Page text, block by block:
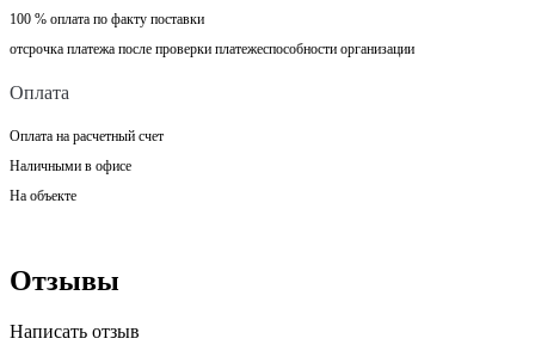
100 % оплата по факту поставки
отсрочка платежа после проверки платежеспособности организации
Оплата
Оплата на расчетный счет
Наличными в офисе
На объекте
Отзывы
Написать отзыв